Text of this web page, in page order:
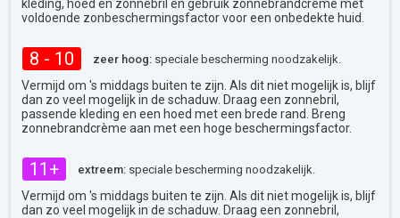
kleding, hoed en zonnebril en gebruik zonnebrandcrème met
voldoende zonbeschermingsfactor voor een onbedekte huid.
8 - 10 zeer hoog: speciale bescherming noodzakelijk.
Vermijd om 's middags buiten te zijn. Als dit niet mogelijk is, blijf
dan zo veel mogelijk in de schaduw. Draag een zonnebril,
passende kleding en een hoed met een brede rand. Breng
zonnebrandcrème aan met een hoge beschermingsfactor.
11+ extreem: speciale bescherming noodzakelijk.
Vermijd om 's middags buiten te zijn. Als dit niet mogelijk is, blijf
dan zo veel mogelijk in de schaduw. Draag een zonnebril,